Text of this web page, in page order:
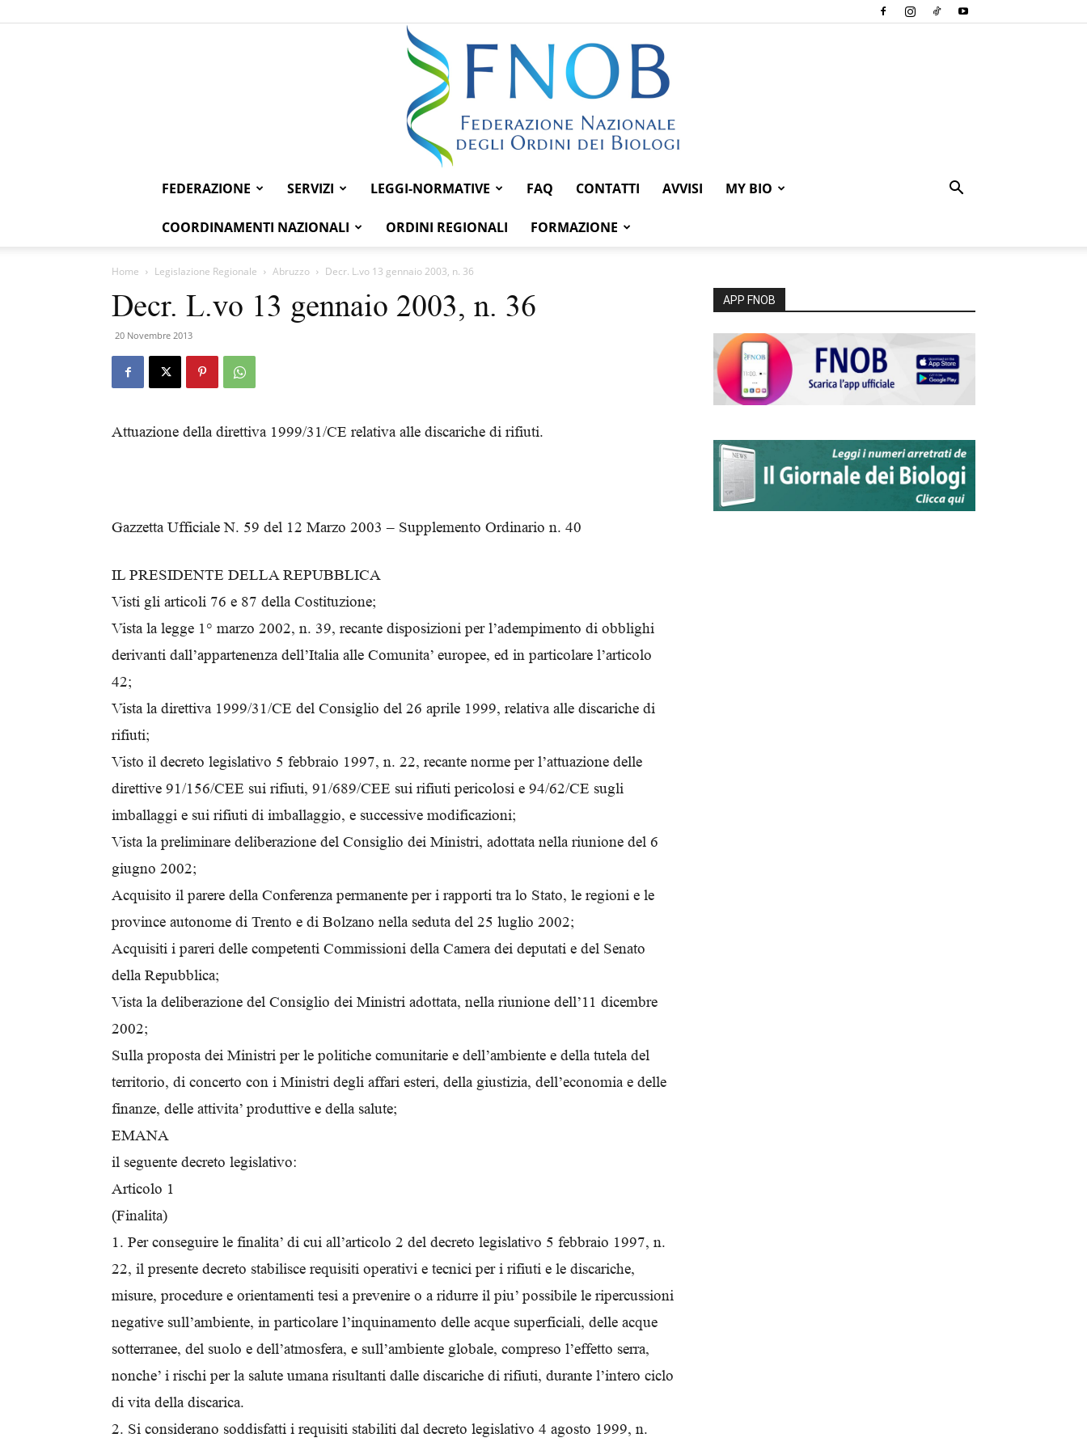
Federazione
Ordini
FEDERAZIONE SERVIZI LEGGI-NORMATIVE FAQ CONTATTI AVVISI MY BIO
COORDINAMENTI NAZIONALI ORDINI REGIONALI FORMAZIONE
Home Legislazione Regionale Abruzzo Decr. L.vo 13 gennaio 2003, n. 36
Decr. L.vo 13 gennaio 2003, n. 36
20 Novembre 2013
Attuazione della direttiva 1999/31/CE relativa alle discariche di rifiuti.
Gazzetta Ufficiale N. 59 del 12 Marzo 2003 – Supplemento Ordinario n. 40
IL PRESIDENTE DELLA REPUBBLICA
Visti gli articoli 76 e 87 della Costituzione;
Vista la legge 1° marzo 2002, n. 39, recante disposizioni per l’adempimento di obblighi
derivanti dall’appartenenza dell’Italia alle Comunita’ europee, ed in particolare l’articolo
42;
Vista la direttiva 1999/31/CE del Consiglio del 26 aprile 1999, relativa alle discariche di
rifiuti;
Visto il decreto legislativo 5 febbraio 1997, n. 22, recante norme per l’attuazione delle
direttive 91/156/CEE sui rifiuti, 91/689/CEE sui rifiuti pericolosi e 94/62/CE sugli
imballaggi e sui rifiuti di imballaggio, e successive modificazioni;
Vista la preliminare deliberazione del Consiglio dei Ministri, adottata nella riunione del 6
giugno 2002;
Acquisito il parere della Conferenza permanente per i rapporti tra lo Stato, le regioni e le
province autonome di Trento e di Bolzano nella seduta del 25 luglio 2002;
Acquisiti i pareri delle competenti Commissioni della Camera dei deputati e del Senato
della Repubblica;
Vista la deliberazione del Consiglio dei Ministri adottata, nella riunione dell’11 dicembre
2002;
Sulla proposta dei Ministri per le politiche comunitarie e dell’ambiente e della tutela del
territorio, di concerto con i Ministri degli affari esteri, della giustizia, dell’economia e delle
finanze, delle attivita’ produttive e della salute;
EMANA
il seguente decreto legislativo:
Articolo 1
(Finalita)
1. Per conseguire le finalita’ di cui all’articolo 2 del decreto legislativo 5 febbraio 1997, n.
22, il presente decreto stabilisce requisiti operativi e tecnici per i rifiuti e le discariche,
misure, procedure e orientamenti tesi a prevenire o a ridurre il piu’ possibile le ripercussioni
negative sull’ambiente, in particolare l’inquinamento delle acque superficiali, delle acque
sotterranee, del suolo e dell’atmosfera, e sull’ambiente globale, compreso l’effetto serra,
nonche’ i rischi per la salute umana risultanti dalle discariche di rifiuti, durante l’intero ciclo
di vita della discarica.
2. Si considerano soddisfatti i requisiti stabiliti dal decreto legislativo 4 agosto 1999, n.
APP FNOB